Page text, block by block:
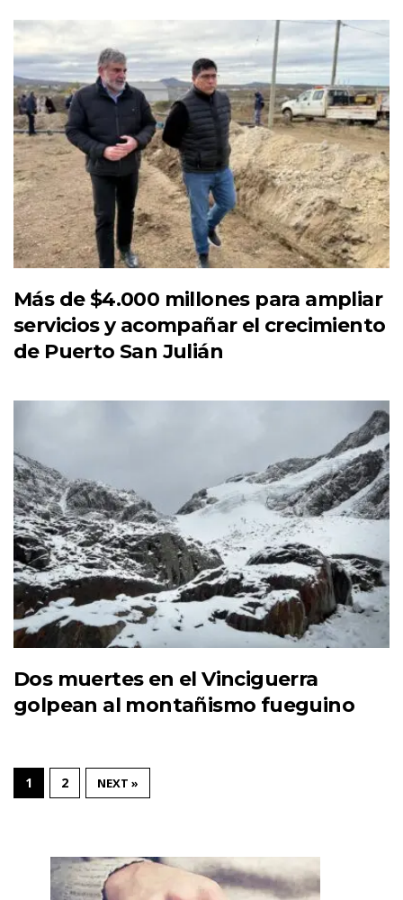
Más de $4.000 millones para ampliar
servicios y acompañar el crecimiento
de Puerto San Julián
Dos muertes en el Vinciguerra
golpean al montañismo fueguino
1 2 NEXT »